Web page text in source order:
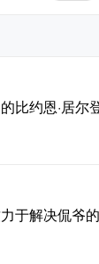
比约恩·居尔
于解决侃爷